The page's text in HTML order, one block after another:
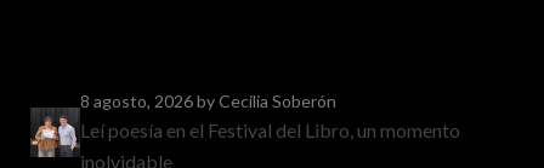
8 agosto, 2026by Cecilia Soberón
Leí poesía en el Festival del Libro, un momento
inolvidable